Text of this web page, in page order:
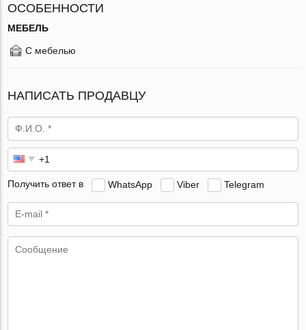
ОСОБЕННОСТИ
МЕБЕЛЬ
С мебелью
НАПИСАТЬ ПРОДАВЦУ
Получить ответ в WhatsApp Viber Telegram